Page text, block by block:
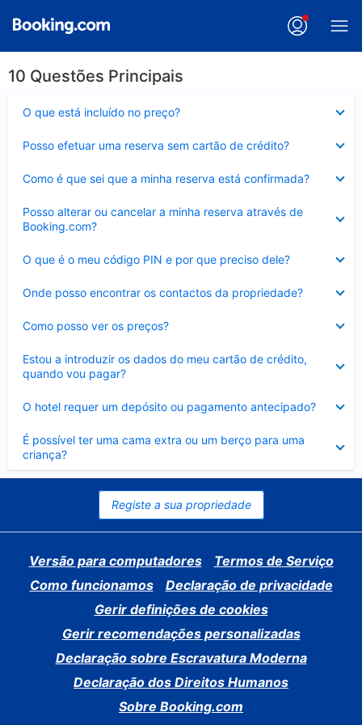
10 Questões Principais
O que está incluído no preço?
fechado
Posso efetuar uma reserva sem cartão de crédito?
fechado
Como é que sei que a minha reserva está confirmada?
fechado
Posso alterar ou cancelar a minha reserva através de
Booking.com?
fechado
O que é o meu código PIN e por que preciso dele?
fechado
Onde posso encontrar os contactos da propriedade?
fechado
Como posso ver os preços?
fechado
Estou a introduzir os dados do meu cartão de crédito,
quando vou pagar?
fechado
O hotel requer um depósito ou pagamento antecipado?
fechado
É possível ter uma cama extra ou um berço para uma
criança?
Elemento
fechado
Registe a sua propriedade
Versão para computadores
Termos de Serviço
Como funcionamos
Declaração de privacidade
Gerir definições de cookies
Gerir recomendações personalizadas
Declaração sobre Escravatura Moderna
Declaração dos Direitos Humanos
Sobre Booking.com